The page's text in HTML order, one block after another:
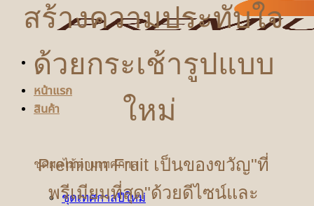
หน้าแรก
สินค้า
ชุดผลไม้ตามเทศกาล
ชุดเทศกาลปีใหม่
สร้างความประทับใจ
ด้วยกระเช้ารูปแบบ
ใหม่
Premium Fruit เป็นของขวัญ"ที่
พรีเมียมที่สุด"ด้วยดีไซน์และ